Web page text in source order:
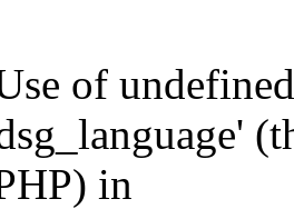
of
in